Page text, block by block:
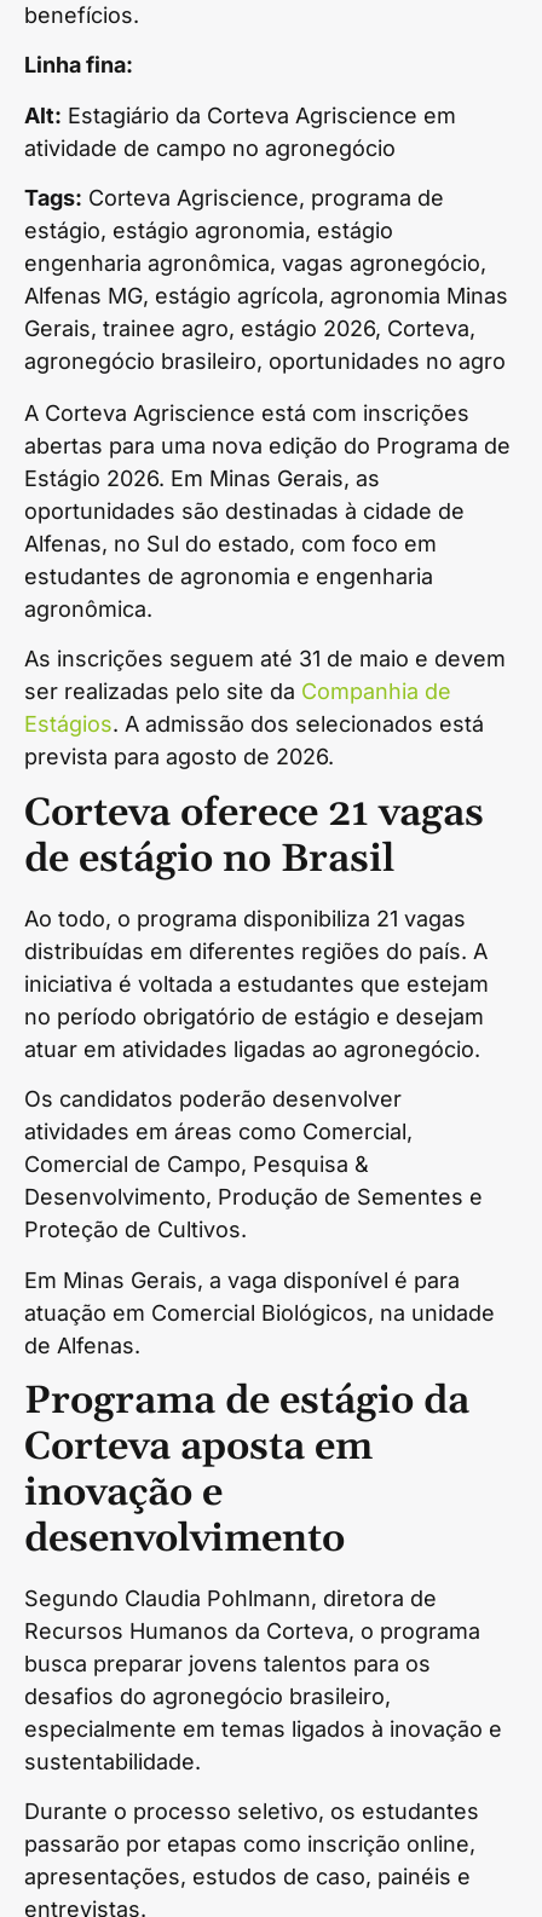
benefícios.
Linha fina:
Alt: Estagiário da Corteva Agriscience em
atividade de campo no agronegócio
Tags: Corteva Agriscience, programa de
estágio, estágio agronomia, estágio
engenharia agronômica, vagas agronegócio,
Alfenas MG, estágio agrícola, agronomia Minas
Gerais, trainee agro, estágio 2026, Corteva,
agronegócio brasileiro, oportunidades no agro
A Corteva Agriscience está com inscrições
abertas para uma nova edição do Programa de
Estágio 2026. Em Minas Gerais, as
oportunidades são destinadas à cidade de
Alfenas, no Sul do estado, com foco em
estudantes de agronomia e engenharia
agronômica.
As inscrições seguem até 31 de maio e devem
ser realizadas pelo site da Companhia de
Estágios. A admissão dos selecionados está
prevista para agosto de 2026.
Corteva oferece 21 vagas
de estágio no Brasil
Ao todo, o programa disponibiliza 21 vagas
distribuídas em diferentes regiões do país. A
iniciativa é voltada a estudantes que estejam
no período obrigatório de estágio e desejam
atuar em atividades ligadas ao agronegócio.
Os candidatos poderão desenvolver
atividades em áreas como Comercial,
Comercial de Campo, Pesquisa &
Desenvolvimento, Produção de Sementes e
Proteção de Cultivos.
Em Minas Gerais, a vaga disponível é para
atuação em Comercial Biológicos, na unidade
de Alfenas.
Programa de estágio da
Corteva aposta em
inovação e
desenvolvimento
Segundo Claudia Pohlmann, diretora de
Recursos Humanos da Corteva, o programa
busca preparar jovens talentos para os
desafios do agronegócio brasileiro,
especialmente em temas ligados à inovação e
sustentabilidade.
Durante o processo seletivo, os estudantes
passarão por etapas como inscrição online,
apresentações, estudos de caso, painéis e
entrevistas.